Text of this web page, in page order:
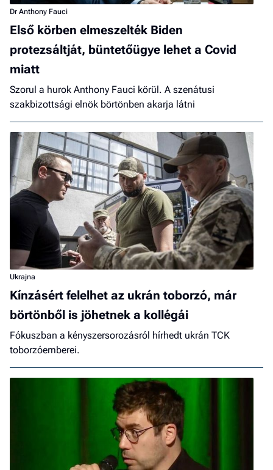
Dr Anthony Fauci
Első körben elmeszelték Biden
protezsáltját, büntetőügye lehet a Covid
miatt
Szorul a hurok Anthony Fauci körül. A szenátusi
szakbizottsági elnök börtönben akarja látni
Ukrajna
Kínzásért felelhet az ukrán toborzó, már
börtönből is jöhetnek a kollégái
Fókuszban a kényszersorozásról hírhedt ukrán TCK
toborzóemberei.